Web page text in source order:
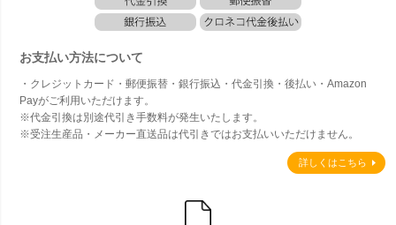
お支払い方法について
・クレジットカード・郵便振替・銀行振込・代金引換・後払い・Amazon
Payがご利用いただけます。
※代金引換は別途代引き手数料が発生いたします。
※受注生産品・メーカー直送品は代引きではお支払いいただけません。
詳しくはこちら